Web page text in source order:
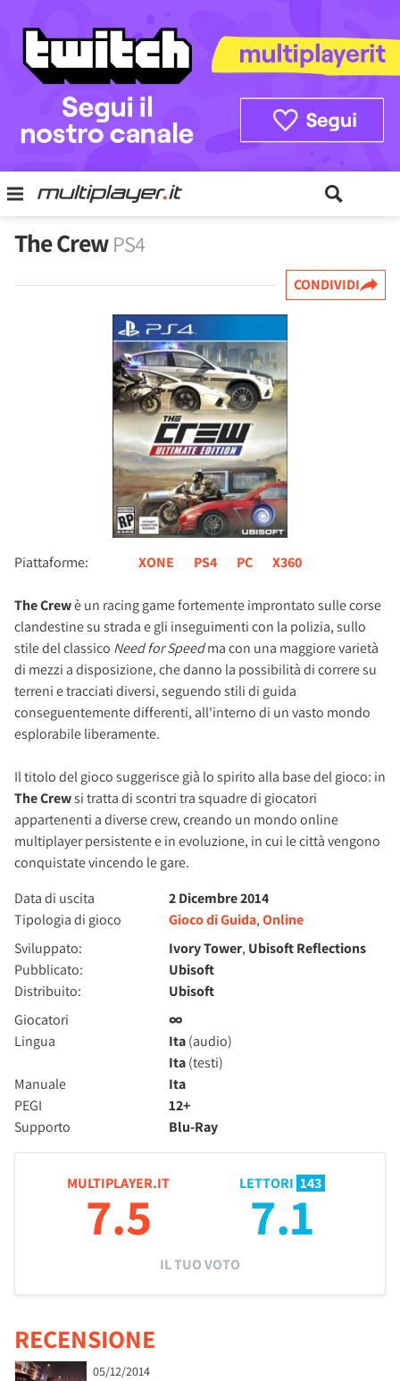
The CrewPS4
CONDIVIDI
Piattaforme: XONE PS4 PC X360
The Crewè un racing game fortemente improntato sulle corse
clandestine su strada e gli inseguimenti con la polizia, sullo
stile del classico Need for Speedma con una maggiore varietà
di mezzi a disposizione, che danno la possibilità di correre su
terreni e tracciati diversi, seguendo stili di guida
conseguentemente differenti, all'interno di un vasto mondo
esplorabile liberamente.
Il titolo del gioco suggerisce già lo spirito alla base del gioco: in
The Crewsi tratta di scontri tra squadre di giocatori
appartenenti a diverse crew, creando un mondo online
multiplayer persistente e in evoluzione, in cui le città vengono
conquistate vincendo le gare.
Data di uscita
2 Dicembre 2014
Tipologia di gioco
Gioco di Guida,Online
Sviluppato:
Ivory Tower, Ubisoft Reflections
Pubblicato:
Ubisoft
Distribuito:
Ubisoft
Giocatori
∞
Lingua
Ita(audio)
Ita(testi)
Manuale
Ita
PEGI
12+
Supporto
Blu-Ray
MULTIPLAYER.IT
7.5
LETTORI 143
7.1
IL TUO VOTO
RECENSIONE
05/12/2014